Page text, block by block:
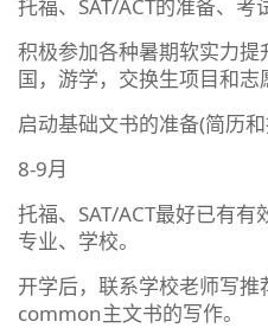
托福、SAT/ACT的准备、考
积极参加各种暑期软实力
国，游学，交换生项目和志
启动基础文书的准备(简历和
8-9月
托福、SAT/ACT最好已有
专业、学校。
开学后，联系学校老师写
common主文书的写作。